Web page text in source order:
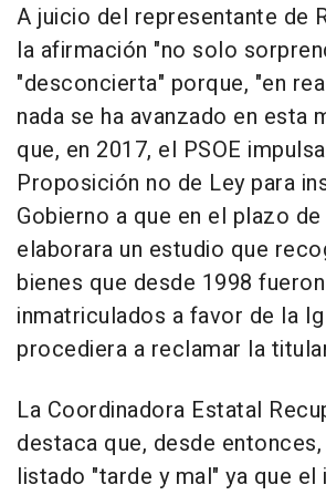
A juicio del representante de
la afirmación "no solo
"desconcierta" porque, "en
nada se ha avanzado en esta
que, en 2017, el PSOE
Proposición no de Ley para
Gobierno a que en el plazo
elaborara un estudio que
bienes que desde 1998 fueron
inmatriculados a favor de la
procediera a reclamar la
La Coordinadora Estatal
destaca que, desde
listado "tarde y mal" ya que el